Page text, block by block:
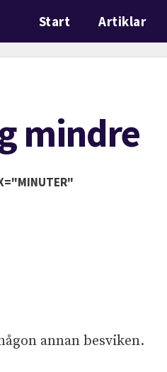
Start Artiklar
mindre
annan besviken.